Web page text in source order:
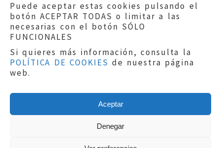
Puede aceptar estas cookies pulsando el
botón ACEPTAR TODAS o limitar a las
necesarias con el botón SÓLO
FUNCIONALES
Si quieres más información, consulta la
POLÍTICA DE COOKIES de nuestra página
web.
Aceptar
Denegar
Aviso legal|Política de privacidad|
Protección de Datos
Política de cookies
Copyright © 2019El Justicia de Aragón|
Sephor Consulting